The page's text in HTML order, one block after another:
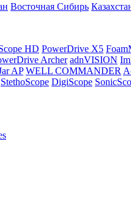
Восточная Сибирь
HD PowerDrive X5
Archer adnVISION
AP WELL COMMANDER
StethoScope DigiScope